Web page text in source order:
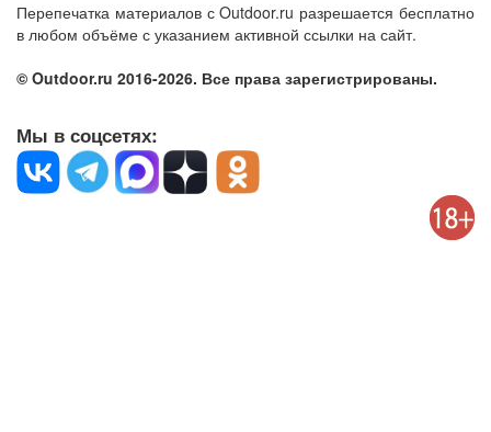
Перепечатка материалов с Outdoor.ru разрешается бесплатно
в любом объёме с указанием активной ссылки на сайт.
© Outdoor.ru 2016-2026. Все права зарегистрированы.
Мы в соцсетях: